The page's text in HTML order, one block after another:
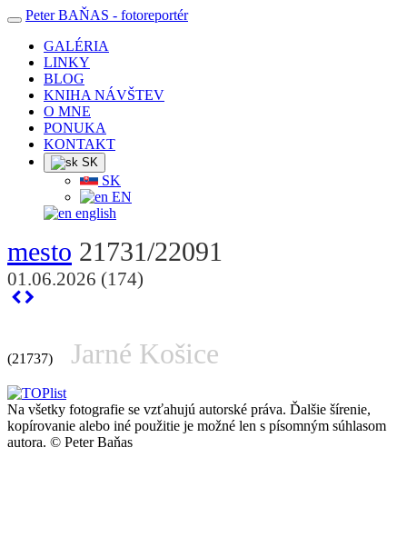
Peter BAŇAS - fotoreportér
GALÉRIA
LINKY
BLOG
KNIHA NÁVŠTEV
O MNE
PONUKA
KONTAKT
SK
SK
EN
english
mesto 21731/22091
01.06.2026 (174)
(21737) Jarné Košice
Na všetky fotografie se vzťahujú autorské práva. Ďalšie šírenie,
kopírovanie alebo iné použitie je možné len s písomným súhlasom
autora. © Peter Baňas